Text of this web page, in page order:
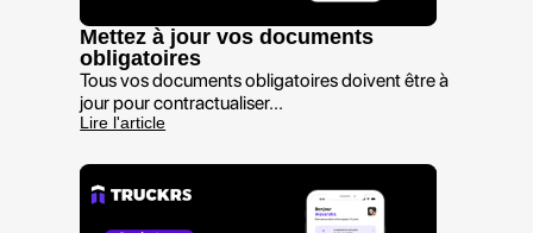
Mettez à jour vos documents
obligatoires
Tous vos documents obligatoires doivent être à
jour pour contractualiser...
Lire l'article